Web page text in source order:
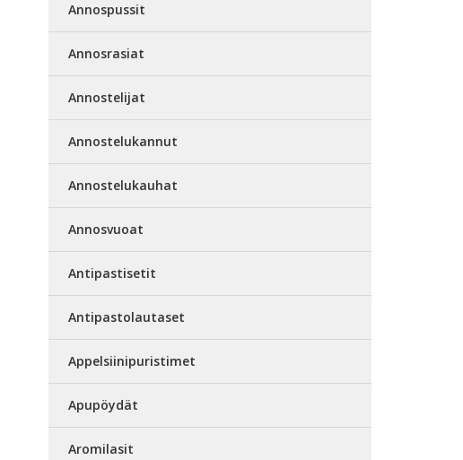
Annospussit
Annosrasiat
Annostelijat
Annostelukannut
Annostelukauhat
Annosvuoat
Antipastisetit
Antipastolautaset
Appelsiinipuristimet
Apupöydät
Aromilasit